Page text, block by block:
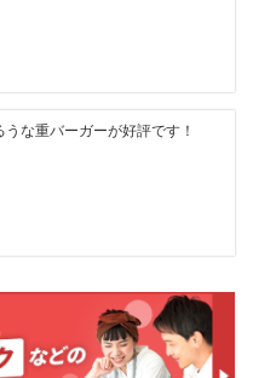
な重バーガーが好評です！